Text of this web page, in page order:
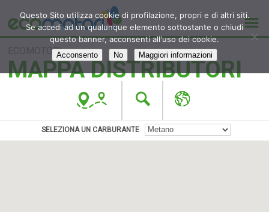
ECOMOTORI
MAPPA DISTRIBUTORI
Questo Sito utilizza cookie di profilazione, propri e di altri siti.
Se accedi ad un qualunque elemento sottostante o chiudi
questo banner, acconsenti all'uso dei cookie.
Acconsento No Maggiori informazioni